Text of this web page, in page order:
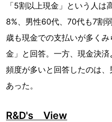
「5割以上現金」という人
8%、男性60代、70代も7割
歳も現金での支払いが多く
金」と回答。一方、現金決
頻度が多いと回答したのは
あった。
R&D's View